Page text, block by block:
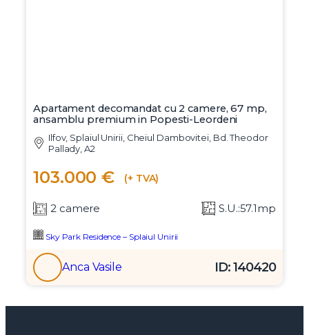
Apartament decomandat cu 2 camere, 67 mp,
ansamblu premium in Popesti-Leordeni
Ilfov, Splaiul Unirii, Cheiul Dambovitei, Bd. Theodor
Pallady, A2
103.000 € (+ TVA)
2 camere S.U.:57.1mp
Sky Park Residence – Splaiul Unirii
Anca Vasile ID: 140420